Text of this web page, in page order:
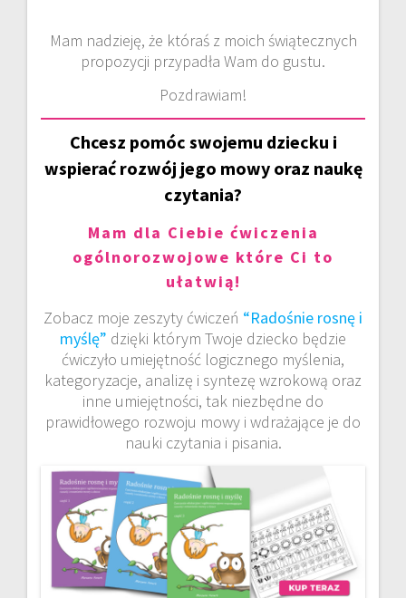
Mam nadzieję, że któraś z moich świątecznych
propozycji przypadła Wam do gustu.
Pozdrawiam!
Chcesz pomóc swojemu dziecku i
wspierać rozwój jego mowy oraz naukę
czytania?
Mam dla Ciebie ćwiczenia
ogólnorozwojowe które Ci to
ułatwią!
Zobacz moje zeszyty ćwiczeń “Radośnie rosnę i
myślę” dzięki którym Twoje dziecko będzie
ćwiczyło umiejętność logicznego myślenia,
kategoryzacje, analizę i syntezę wzrokową oraz
inne umiejętności, tak niezbędne do
prawidłowego rozwoju mowy i wdrażające je do
nauki czytania i pisania.